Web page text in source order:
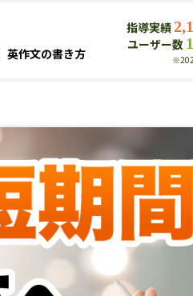
英作文の書き方
指導実績
ユーザー数